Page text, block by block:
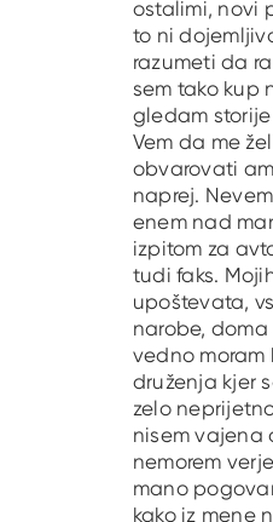
ostalimi, novi
to ni
razumeti da
sem tako kup
gledam
Vem da me
obvarovati
naprej.
enem nad
izpitom za
tudi faks.
upoštevata,
narobe, doma
vedno moram
druženja kjer
zelo
nisem vajena
nemorem
mano
kako iz mene